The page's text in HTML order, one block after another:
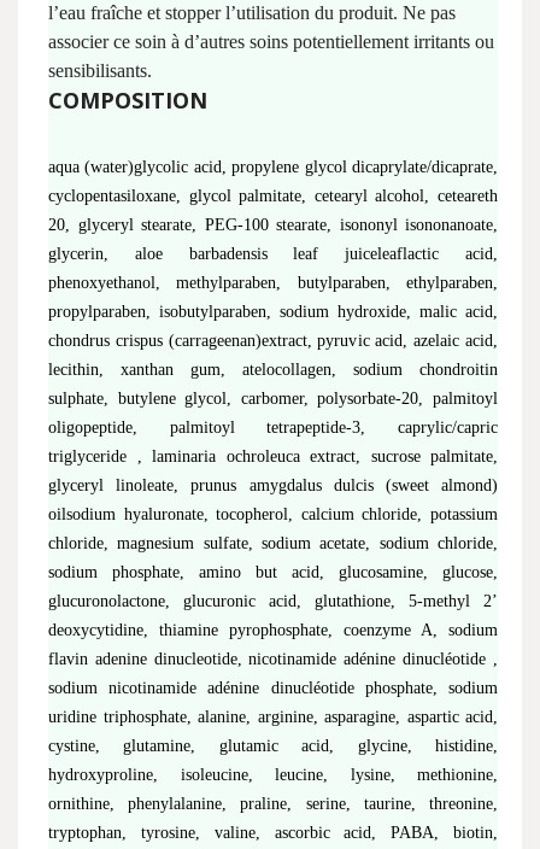
l’eau fraîche et stopper l’utilisation du produit. Ne pas
associer ce soin à d’autres soins potentiellement irritants ou
sensibilisants.
COMPOSITION
aqua (water)glycolic acid, propylene glycol dicaprylate/dicaprate,
cyclopentasiloxane, glycol palmitate, cetearyl alcohol, ceteareth
20, glyceryl stearate, PEG-100 stearate, isononyl isononanoate,
glycerin, aloe barbadensis leaf juiceleaflactic acid,
phenoxyethanol, methylparaben, butylparaben, ethylparaben,
propylparaben, isobutylparaben, sodium hydroxide, malic acid,
chondrus crispus (carrageenan)extract, pyruvic acid, azelaic acid,
lecithin, xanthan gum, atelocollagen, sodium chondroitin
sulphate, butylene glycol, carbomer, polysorbate-20, palmitoyl
oligopeptide, palmitoyl tetrapeptide-3, caprylic/capric
triglyceride , laminaria ochroleuca extract, sucrose palmitate,
glyceryl linoleate, prunus amygdalus dulcis (sweet almond)
oilsodium hyaluronate, tocopherol, calcium chloride, potassium
chloride, magnesium sulfate, sodium acetate, sodium chloride,
sodium phosphate, amino but acid, glucosamine, glucose,
glucuronolactone, glucuronic acid, glutathione, 5-methyl 2’
deoxycytidine, thiamine pyrophosphate, coenzyme A, sodium
flavin adenine dinucleotide, nicotinamide adénine dinucléotide ,
sodium nicotinamide adénine dinucléotide phosphate, sodium
uridine triphosphate, alanine, arginine, asparagine, aspartic acid,
cystine, glutamine, glutamic acid, glycine, histidine,
hydroxyproline, isoleucine, leucine, lysine, methionine,
ornithine, phenylalanine, praline, serine, taurine, threonine,
tryptophan, tyrosine, valine, ascorbic acid, PABA, biotin,